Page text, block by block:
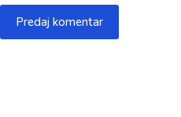
Predaj komentar